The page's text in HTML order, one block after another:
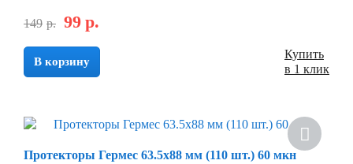
149 р. 99 р.
В корзину
Купить
в 1 клик
Протекторы Гермес 63.5х88 мм (110 шт.) 60 мкн